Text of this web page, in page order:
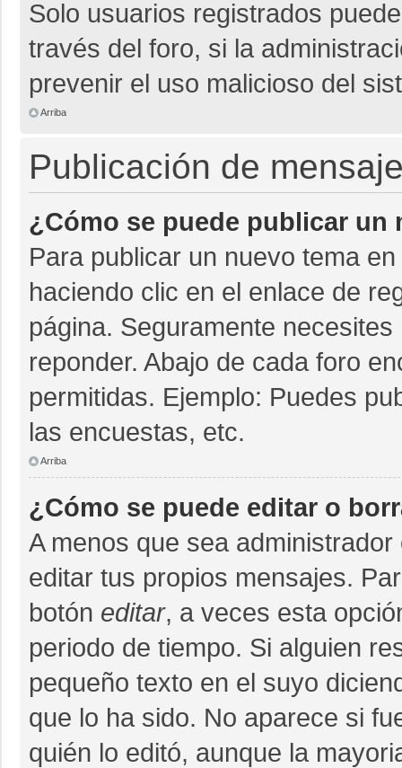
Solo usuarios registrados
través del foro, si la
prevenir el uso malicioso del
Arriba
Publicación de
¿Cómo se puede publicar un
Para publicar un nuevo tema
haciendo clic en el enlace de
página. Seguramente
reponder. Abajo de cada foro
permitidas. Ejemplo: Puedes
las encuestas, etc.
Arriba
¿Cómo se puede editar o
A menos que sea
editar tus propios mensajes.
botón editar, a veces esta
periodo de tiempo. Si alguien
pequeño texto en el suyo
que lo ha sido. No aparece si
quién lo editó, aunque la